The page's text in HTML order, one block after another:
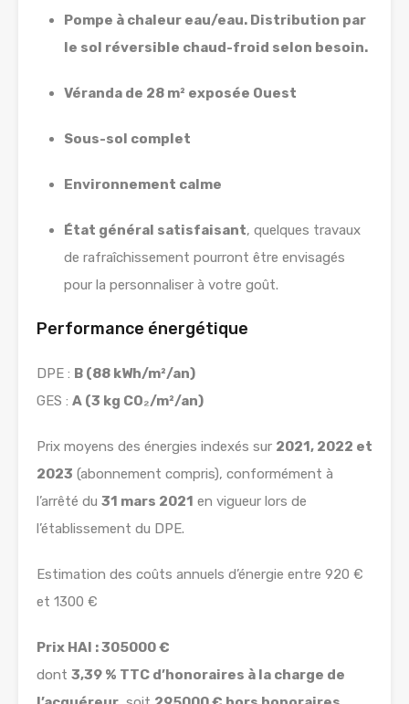
Pompe à chaleur eau/eau. Distribution par
le sol réversible chaud-froid selon besoin.
Véranda de 28 m² exposée Ouest
Sous-sol complet
Environnement calme
État général satisfaisant, quelques travaux
de rafraîchissement pourront être envisagés
pour la personnaliser à votre goût.
Performance énergétique
DPE : B (88 kWh/m²/an)
GES : A (3 kg CO₂/m²/an)
Prix moyens des énergies indexés sur 2021, 2022 et
2023 (abonnement compris), conformément à
l’arrêté du 31 mars 2021 en vigueur lors de
l’établissement du DPE.
Estimation des coûts annuels d’énergie entre 920 €
et 1300 €
Prix HAI : 305000 €
dont 3,39 % TTC d’honoraires à la charge de